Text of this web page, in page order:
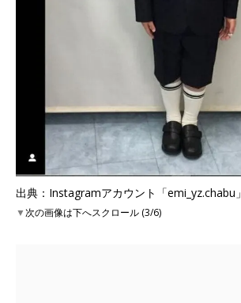
出典：Instagramアカウント「emi_yz.chabu」
▼次の画像は下へスクロール (3/6)